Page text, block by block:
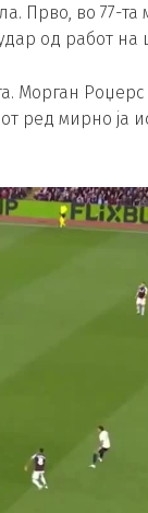
Прво, во 77-та
од работ на
Морган Роџерс
ред мирно ја